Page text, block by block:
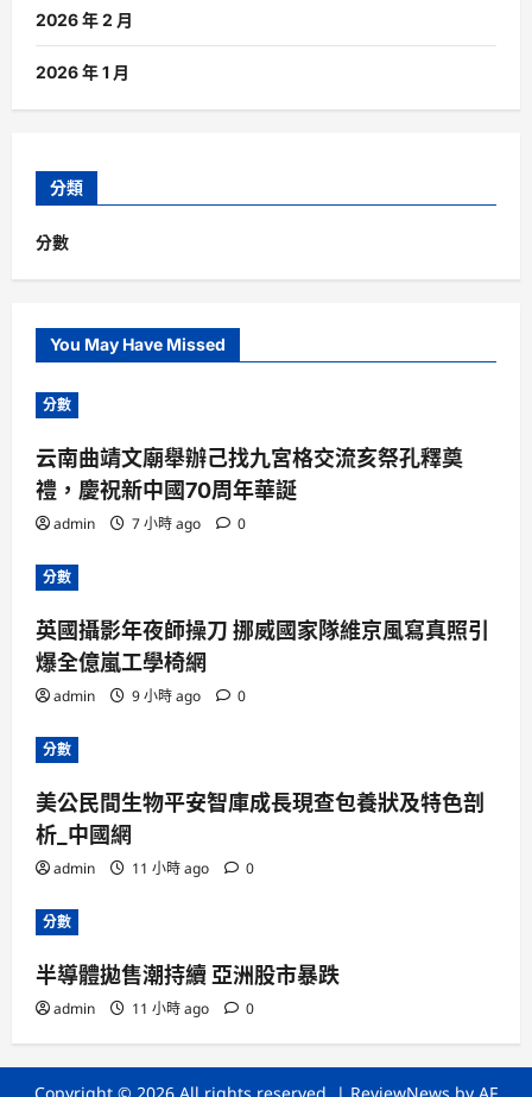
2026 年 2 月
2026 年 1 月
分類
分數
You May Have Missed
分數
云南曲靖文廟舉辦己找九宮格交流亥祭孔釋奠
禮，慶祝新中國70周年華誕
admin 7 小時 ago 0
分數
英國攝影年夜師操刀 挪威國家隊維京風寫真照引
爆全億嵐工學椅網
admin 9 小時 ago 0
分數
美公民間生物平安智庫成長現查包養狀及特色剖
析_中國網
admin 11 小時 ago 0
分數
半導體拋售潮持續 亞洲股市暴跌
admin 11 小時 ago 0